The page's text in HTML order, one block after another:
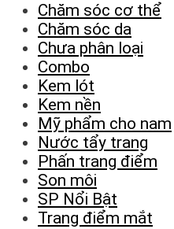
Chăm sóc cơ thể
Chăm sóc da
Chưa phân loại
Combo
Kem lót
Kem nền
Mỹ phẩm cho nam
Nước tẩy trang
Phấn trang điểm
Son môi
SP Nổi Bật
Trang điểm mắt